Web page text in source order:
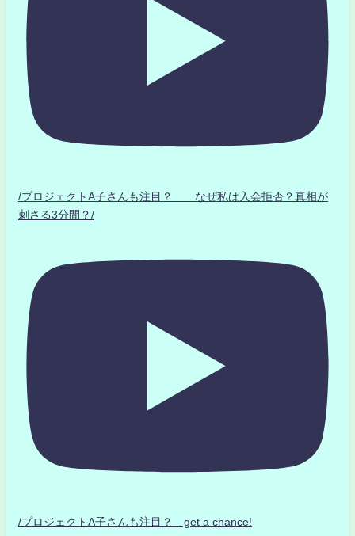
/プロジェクトA子さんも注目？ なぜ私は入会拒否？真相が
刺さる3分間？/
/プロジェクトA子さんも注目？ get a chance!